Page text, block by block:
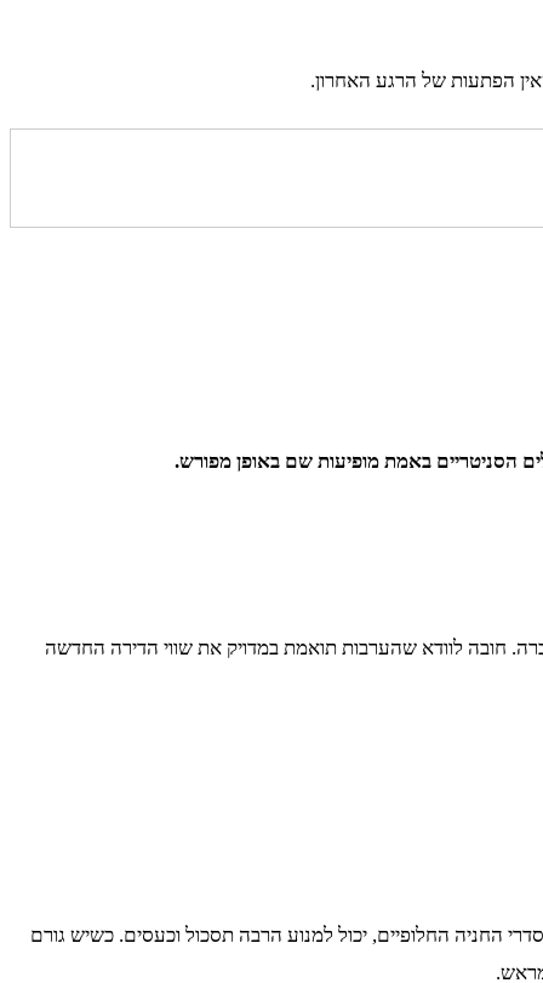
הפתעות של הרגע האחרון.
הסניטריים באמת מופיעות שם באופן מפורש.
חובה לוודא שהערבות תואמת במדויק את שווי הדירה החדשה
החניה החלופיים, יכול למנוע הרבה תסכול וכעסים. כשיש גורם